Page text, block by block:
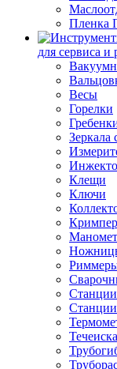
Пленка
для сервиса и
Весы
Горелки
Зеркала
Клещи
Ключи
Кримпер